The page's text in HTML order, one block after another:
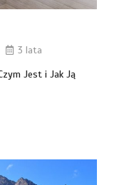
3 lata
Jest i Jak Ją